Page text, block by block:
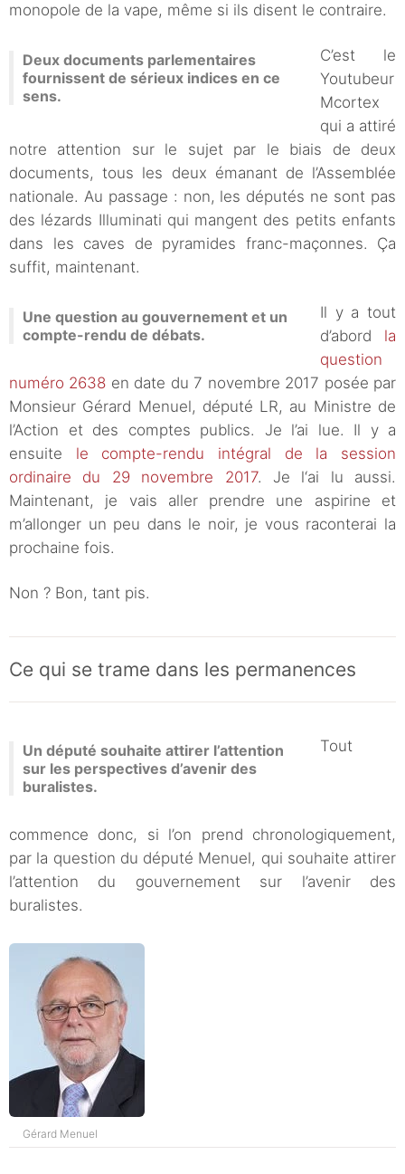
monopole de la vape, même si ils disent le contraire.
Deux documents parlementaires
fournissent de sérieux indices en ce
sens.
C’est le
Youtubeur
Mcortex
qui a attiré
notre attention sur le sujet par le biais de deux
documents, tous les deux émanant de l’Assemblée
nationale. Au passage : non, les députés ne sont pas
des lézards Illuminati qui mangent des petits enfants
dans les caves de pyramides franc-maçonnes. Ça
suffit, maintenant.
Une question au gouvernement et un
compte-rendu de débats.
Il y a tout
d’abord la
question
numéro 2638 en date du 7 novembre 2017 posée par
Monsieur Gérard Menuel, député LR, au Ministre de
l’Action et des comptes publics. Je l’ai lue. Il y a
ensuite le compte-rendu intégral de la session
ordinaire du 29 novembre 2017. Je l‘ai lu aussi.
Maintenant, je vais aller prendre une aspirine et
m’allonger un peu dans le noir, je vous raconterai la
prochaine fois.
Non ? Bon, tant pis.
Ce qui se trame dans les permanences
Un député souhaite attirer l’attention
sur les perspectives d’avenir des
buralistes.
Tout
commence donc, si l’on prend chronologiquement,
par la question du député Menuel, qui souhaite attirer
l’attention du gouvernement sur l’avenir des
buralistes.
Gérard Menuel